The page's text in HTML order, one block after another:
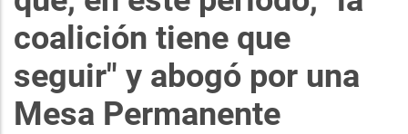
coalición tiene que
seguir" y abogó por una
Mesa Permanente